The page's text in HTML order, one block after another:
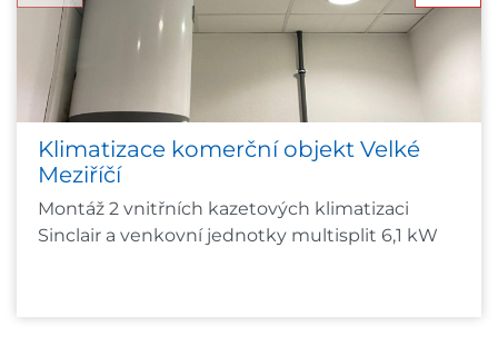
Klimatizace komerční objekt Velké
Meziříčí
Montáž 2 vnitřních kazetových klimatizaci
Sinclair a venkovní jednotky multisplit 6,1 kW